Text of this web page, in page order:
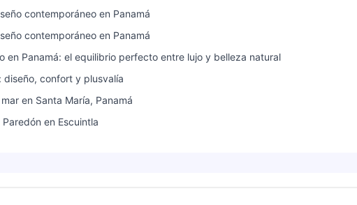
contemporáneo en Panamá
contemporáneo en Panamá
en Panamá: el equilibrio perfecto entre lujo y belleza natural
diseño, confort y plusvalía
en Santa María, Panamá
en Escuintla